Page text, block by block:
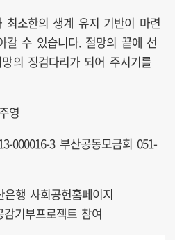
최소한의 생계 유지 기반이 마련
갈 수 있습니다. 절망의 끝에 선
의 징검다리가 되어 주시기를
영
000016-3 부산공동모금회 051-
행 사회공헌홈페이지
기부프로젝트 참여